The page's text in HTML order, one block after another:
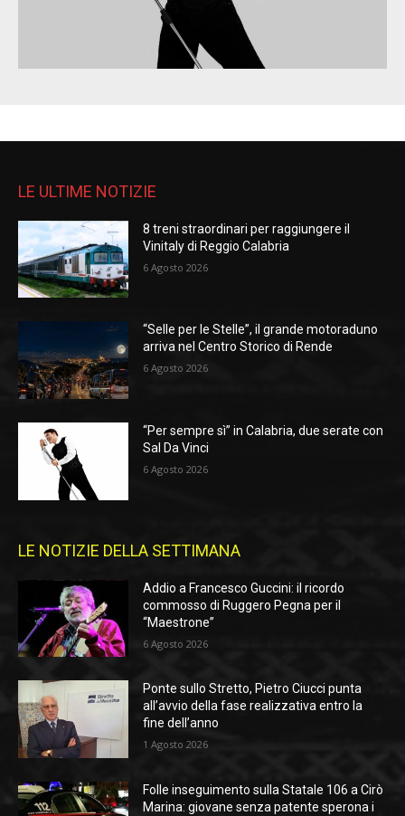
LE ULTIME NOTIZIE
8 treni straordinari per raggiungere il
Vinitaly di Reggio Calabria
6 Agosto 2026
“Selle per le Stelle”, il grande motoraduno
arriva nel Centro Storico di Rende
6 Agosto 2026
“Per sempre sì” in Calabria, due serate con
Sal Da Vinci
6 Agosto 2026
LE NOTIZIE DELLA SETTIMANA
Addio a Francesco Guccini: il ricordo
commosso di Ruggero Pegna per il
“Maestrone”
6 Agosto 2026
Ponte sullo Stretto, Pietro Ciucci punta
all’avvio della fase realizzativa entro la
fine dell’anno
1 Agosto 2026
Folle inseguimento sulla Statale 106 a Cirò
Marina: giovane senza patente sperona i